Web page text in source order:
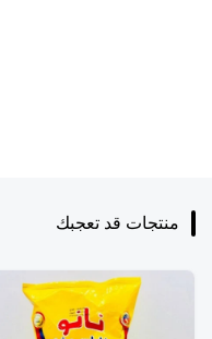
منتجات قد تعجبك